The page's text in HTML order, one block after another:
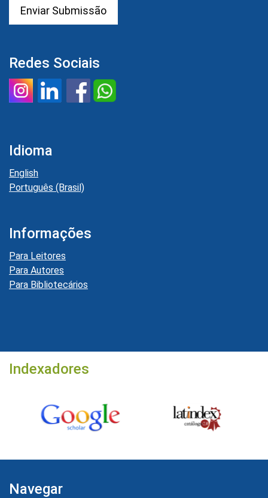
Enviar Submissão
Redes Sociais
Idioma
English
Português (Brasil)
Informações
Para Leitores
Para Autores
Para Bibliotecários
Indexadores
Navegar